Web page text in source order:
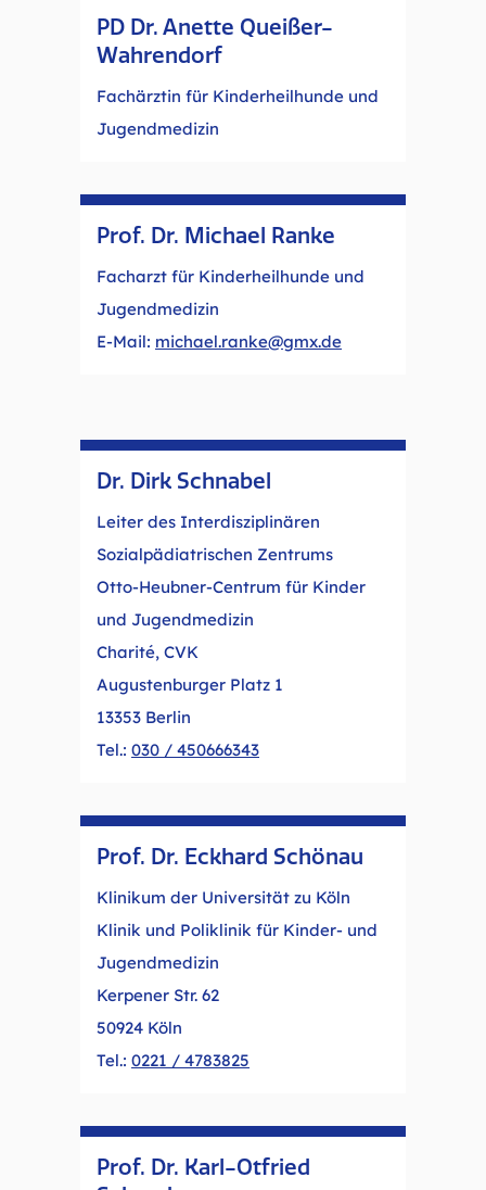
PD Dr. Anette Queißer-
Wahrendorf
Fachärztin für Kinderheilhunde und
Jugendmedizin
Prof. Dr. Michael Ranke
Facharzt für Kinderheilhunde und
Jugendmedizin
E-Mail: michael.ranke@gmx.de
Dr. Dirk Schnabel
Leiter des Interdisziplinären
Sozialpädiatrischen Zentrums
Otto-Heubner-Centrum für Kinder
und Jugendmedizin
Charité, CVK
Augustenburger Platz 1
13353 Berlin
Tel.: 030 / 450666343
Prof. Dr. Eckhard Schönau
Klinikum der Universität zu Köln
Klinik und Poliklinik für Kinder- und
Jugendmedizin
Kerpener Str. 62
50924 Köln
Tel.: 0221 / 4783825
Prof. Dr. Karl-Otfried